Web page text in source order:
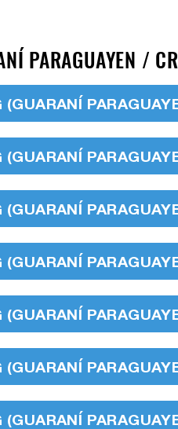
PARAGUAYEN /
(GUARANÍ
(GUARANÍ
(GUARANÍ
(GUARANÍ
(GUARANÍ
(GUARANÍ
(GUARANÍ